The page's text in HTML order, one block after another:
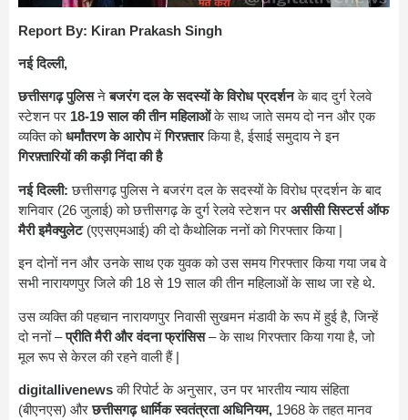
Report By: Kiran Prakash Singh
नई दिल्ली,
छत्तीसगढ़ पुलिसनेबजरंग दल के सदस्यों के विरोध प्रदर्शनके बाद दुर्ग रेलवे
स्टेशन पर 18-19 साल की तीन महिलाओंके साथ जाते समय दो नन और एक
व्यक्ति कोधर्मांतरण के आरोपमेंगिरफ़्तारकिया है, ईसाई समुदाय ने इन
गिरफ़्तारियों की कड़ी निंदा की है
नई दिल्ली: छत्तीसगढ़ पुलिस ने बजरंग दल के सदस्यों के विरोध प्रदर्शन के बाद
शनिवार (26 जुलाई) को छत्तीसगढ़ के दुर्ग रेलवे स्टेशन पर असीसी सिस्टर्स ऑफ
मैरी इमैक्युलेट(एएसएमआई) की दो कैथोलिक ननों को गिरफ्तार किया |
इन दोनों नन और उनके साथ एक युवक को उस समय गिरफ्तार किया गया जब वे
सभी नारायणपुर जिले की 18 से 19 साल की तीन महिलाओं के साथ जा रहे थे.
उस व्यक्ति की पहचान नारायणपुर निवासी सुखमन मंडावी के रूप में हुई है, जिन्हें
दो ननों –प्रीति मैरी और वंदना फ्रांसिस– के साथ गिरफ्तार किया गया है, जो
मूल रूप से केरल की रहने वाली हैं |
digitallivenewsकी रिपोर्ट के अनुसार, उन पर भारतीय न्याय संहिता
(बीएनएस) औरछत्तीसगढ़ धार्मिक स्वतंत्रता अधिनियम, 1968 के तहत मानव